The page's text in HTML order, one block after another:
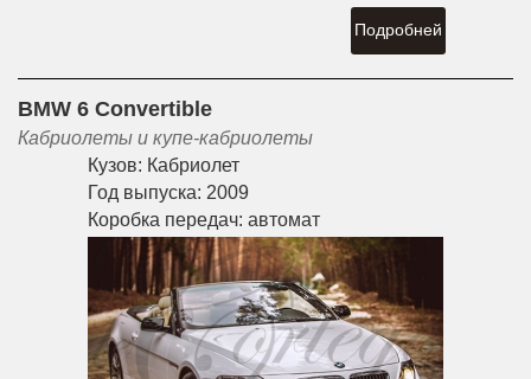
Подробней
BMW 6 Convertible
Кабриолеты и купе-кабриолеты
Кузов: Кабриолет
Год выпуска: 2009
Коробка передач: автомат